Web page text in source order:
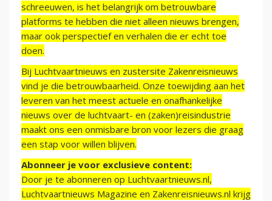
schreeuwen, is het belangrijk om betrouwbare
platforms te hebben die niet alleen nieuws brengen,
maar ook perspectief en verhalen die er echt toe
doen.
Bij Luchtvaartnieuws en zustersite Zakenreisnieuws
vind je die betrouwbaarheid. Onze toewijding aan het
leveren van het meest actuele en onafhankelijke
nieuws over de luchtvaart- en (zaken)reisindustrie
maakt ons een onmisbare bron voor lezers die graag
een stap voor willen blijven.
Abonneer je voor exclusieve content:
Door je te abonneren op Luchtvaartnieuws.nl,
Luchtvaartnieuws Magazine en Zakenreisnieuws.nl krijg